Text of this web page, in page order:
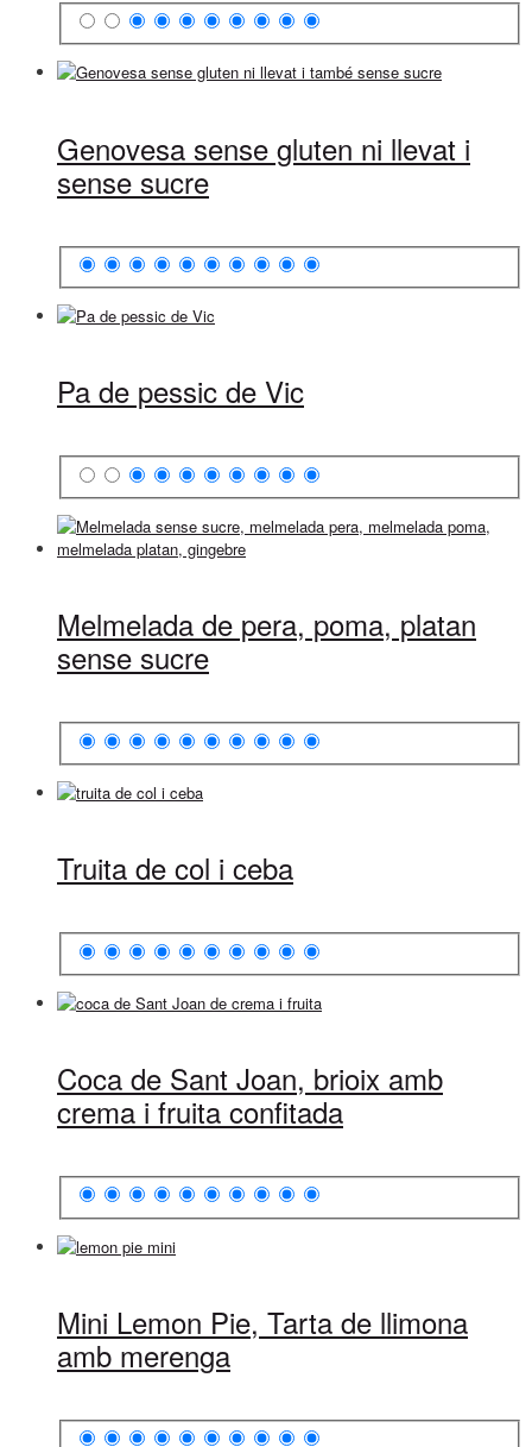
Genovesa sense gluten ni llevat i
sense sucre
Pa de pessic de Vic
Melmelada de pera, poma, platan
sense sucre
Truita de col i ceba
Coca de Sant Joan, brioix amb
crema i fruita confitada
Mini Lemon Pie, Tarta de llimona
amb merenga